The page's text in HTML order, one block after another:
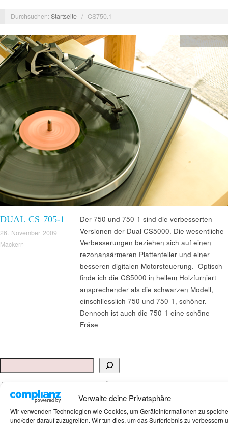
Verwalte deine Privatsphäre
Wir verwenden Technologien wie Cookies, um Geräteinformationen zu
und/oder darauf zuzugreifen. Wir tun dies, um das Surferlebnis zu verbessern
Durchsuchen:Startseite / CS750.1
DUAL CS 705-1
26. November 2009
Mackern
Plattenspieler
Der 750 und 750-1 sind die verbesserten
Versionen der Dual CS5000. Die wesentliche
Verbesserungen beziehen sich auf einen
rezonansärmeren Plattenteller und einer
besseren digitalen Motorsteuerung. Optisch
finde ich die CS5000 in hellem Holzfurniert
ansprechender als die schwarzen Modell,
einschliesslich 750 und 750-1, schöner.
Dennoch ist auch die 750-1 eine schöne
Fräse
Suchen
ANKAUF HIFI & HIGH GERÄTE: +491794761922